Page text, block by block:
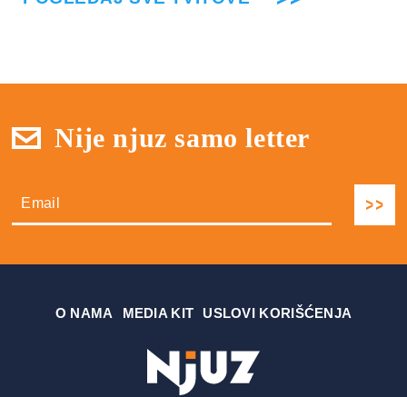
Nije njuz samo letter
О NAMA MEDIA KIT USLOVI KORIŠĆENJA